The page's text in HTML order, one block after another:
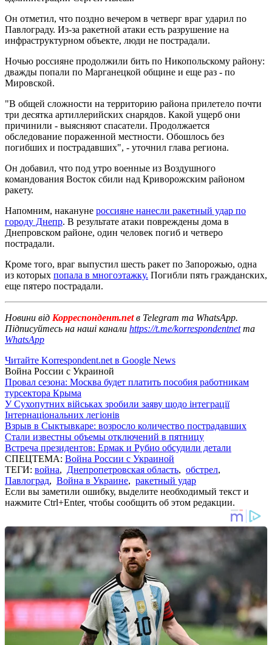
Он отметил, что поздно вечером в четверг враг ударил по
Павлограду. Из-за ракетной атаки есть разрушение на
инфраструктурном объекте, люди не пострадали.
Ночью россияне продолжили бить по Никопольскому району:
дважды попали по Марганецкой общине и еще раз - по
Мировской.
"В общей сложности на территорию района прилетело почти
три десятка артиллерийских снарядов. Какой ущерб они
причинили - выясняют спасатели. Продолжается
обследование пораженной местности. Обошлось без
погибших и пострадавших", - уточнил глава региона.
Он добавил, что под утро военные из Воздушного
командования Восток сбили над Криворожским районом
ракету.
Напомним, накануне россияне нанесли ракетный удар по
городу Днепр. В результате атаки повреждены дома в
Днепровском районе, один человек погиб и четверо
пострадали.
Кроме того, враг выпустил шесть ракет по Запорожью, одна
из которых попала в многоэтажку. Погибли пять гражданских,
еще пятеро пострадали.
Новини від Корреспондент.netв Telegram та WhatsApp.
Підписуйтесь на наші канали https://t.me/korrespondentnetта
WhatsApp
Читайте Korrespondent.net в Google News
Война России с Украиной
Провал сезона: Москва будет платить пособия работникам
турсектора Крыма
У Сухопутних військах зробили заяву щодо інтеграції
Інтернаціональних легіонів
Взрыв в Сыктывкаре: возросло количество пострадавших
Стали известны объемы отключений в пятницу
Встреча президентов: Ермак и Рубио обсудили детали
СПЕЦТЕМА: Война России с Украиной
ТЕГИ: война, Днепропетровская область, обстрел,
Павлоград, Война в Украине, ракетный удар
Если вы заметили ошибку, выделите необходимый текст и
нажмите Ctrl+Enter, чтобы сообщить об этом редакции.